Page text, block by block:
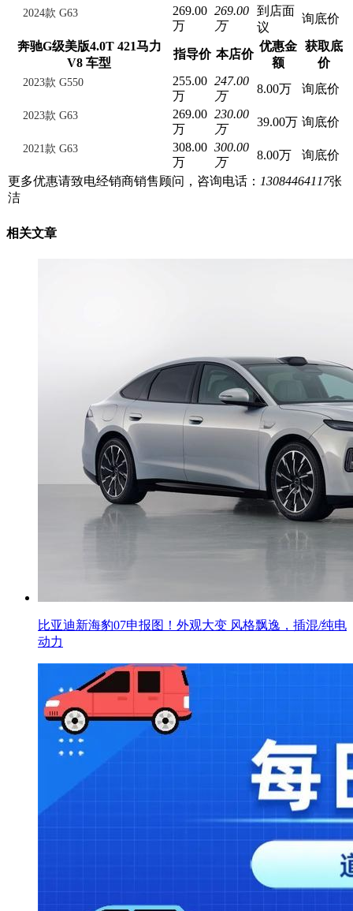
2024款 G63
269.00
万
269.00
万
到店面
议
询底价
奔驰G级美版4.0T 421马力
V8 车型
指导价 本店价
优惠金
额
获取底
价
2023款 G550
255.00
万
247.00
万
8.00万 询底价
2023款 G63
269.00
万
230.00
万
39.00万 询底价
2021款 G63
308.00
万
300.00
万
8.00万
询底价
更多优惠请致电经销商销售顾问，咨询电话： 13084464117张
洁
相关文章
比亚迪新海豹07申报图！外观大变 风格飘逸，插混/纯电
动力